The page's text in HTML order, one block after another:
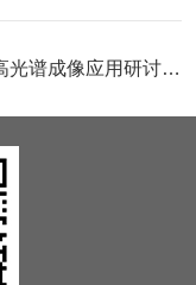
8月22日沈阳举办第四届高光谱成像应用研讨会，聚焦技术前沿与产业落地